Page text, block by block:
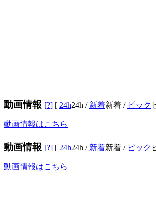
動画情報 [?] [ 24h24h / 新着新着 / ピック
動画情報はこちら
動画情報 [?] [ 24h24h / 新着新着 / ピック
動画情報はこちら